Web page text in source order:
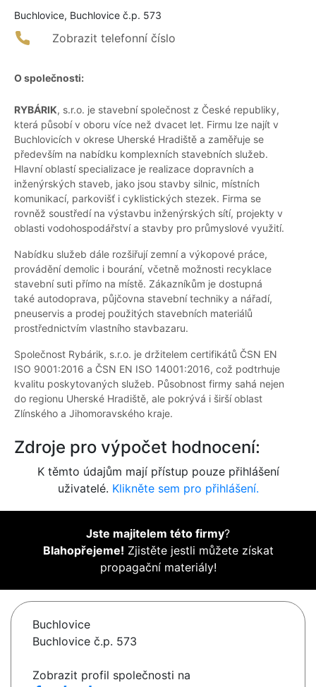
Buchlovice, Buchlovice č.p. 573
Zobrazit telefonní číslo
O společnosti:
RYBÁRIK, s.r.o. je stavební společnost z České republiky,
která působí v oboru více než dvacet let. Firmu lze najít v
Buchlovicích v okrese Uherské Hradiště a zaměřuje se
především na nabídku komplexních stavebních služeb.
Hlavní oblastí specializace je realizace dopravních a
inženýrských staveb, jako jsou stavby silnic, místních
komunikací, parkovišť i cyklistických stezek. Firma se
rovněž soustředí na výstavbu inženýrských sítí, projekty v
oblasti vodohospodářství a stavby pro průmyslové využití.
Nabídku služeb dále rozšiřují zemní a výkopové práce,
provádění demolic i bourání, včetně možnosti recyklace
stavební suti přímo na místě. Zákazníkům je dostupná
také autodoprava, půjčovna stavební techniky a nářadí,
pneuservis a prodej použitých stavebních materiálů
prostřednictvím vlastního stavbazaru.
Společnost Rybárik, s.r.o. je držitelem certifikátů ČSN EN
ISO 9001:2016 a ČSN EN ISO 14001:2016, což podtrhuje
kvalitu poskytovaných služeb. Působnost firmy sahá nejen
do regionu Uherské Hradiště, ale pokrývá i širší oblast
Zlínského a Jihomoravského kraje.
Zdroje pro výpočet hodnocení:
K těmto údajům mají přístup pouze přihlášení
uživatelé. Klikněte sem pro přihlášení.
Jste majitelem této firmy?
Blahopřejeme! Zjistěte jestli můžete získat
propagační materiály!
Buchlovice
Buchlovice č.p. 573
Zobrazit profil společnosti na